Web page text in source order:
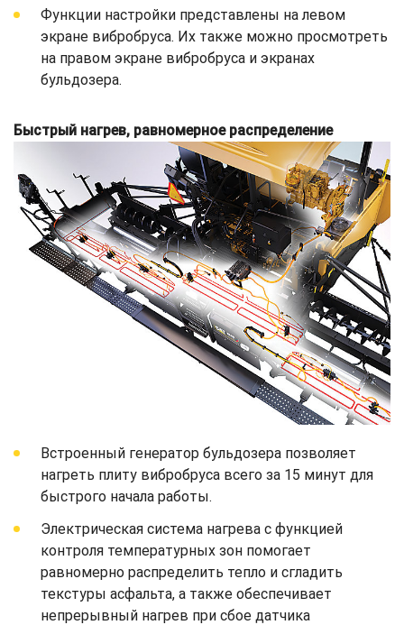
Функции настройки представлены на левом
экране вибробруса. Их также можно просмотреть
на правом экране вибробруса и экранах
бульдозера.
Быстрый нагрев, равномерное распределение
Встроенный генератор бульдозера позволяет
нагреть плиту вибробруса всего за 15 минут для
быстрого начала работы.
Электрическая система нагрева с функцией
контроля температурных зон помогает
равномерно распределить тепло и сгладить
текстуры асфальта, а также обеспечивает
непрерывный нагрев при сбое датчика